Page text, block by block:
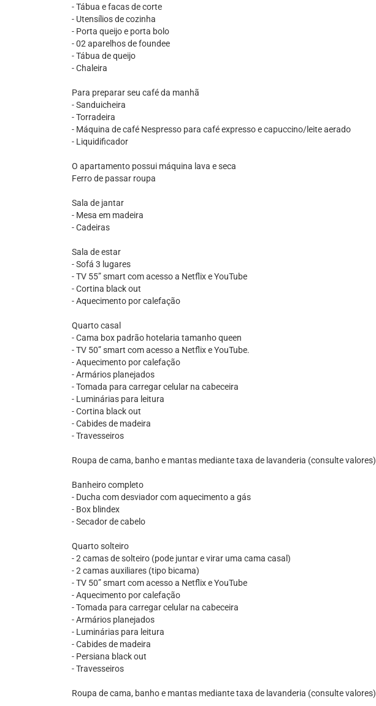
- Tábua e facas de corte
- Utensílios de cozinha
- Porta queijo e porta bolo
- 02 aparelhos de foundee
- Tábua de queijo
- Chaleira
Para preparar seu café da manhã
- Sanduicheira
- Torradeira
- Máquina de café Nespresso para café expresso e capuccino/leite aerado
- Liquidificador
O apartamento possui máquina lava e seca
Ferro de passar roupa
Sala de jantar
- Mesa em madeira
- Cadeiras
Sala de estar
- Sofá 3 lugares
- TV 55” smart com acesso a Netflix e YouTube
- Cortina black out
- Aquecimento por calefação
Quarto casal
- Cama box padrão hotelaria tamanho queen
- TV 50” smart com acesso a Netflix e YouTube.
- Aquecimento por calefação
- Armários planejados
- Tomada para carregar celular na cabeceira
- Luminárias para leitura
- Cortina black out
- Cabides de madeira
- Travesseiros
Roupa de cama, banho e mantas mediante taxa de lavanderia (consulte valores)
Banheiro completo
- Ducha com desviador com aquecimento a gás
- Box blindex
- Secador de cabelo
Quarto solteiro
- 2 camas de solteiro (pode juntar e virar uma cama casal)
- 2 camas auxiliares (tipo bicama)
- TV 50” smart com acesso a Netflix e YouTube
- Aquecimento por calefação
- Tomada para carregar celular na cabeceira
- Armários planejados
- Luminárias para leitura
- Cabides de madeira
- Persiana black out
- Travesseiros
Roupa de cama, banho e mantas mediante taxa de lavanderia (consulte valores)